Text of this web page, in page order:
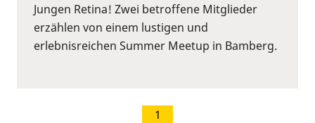
Jungen Retina! Zwei betroffene Mitglieder
erzählen von einem lustigen und
erlebnisreichen Summer Meetup in Bamberg.
1